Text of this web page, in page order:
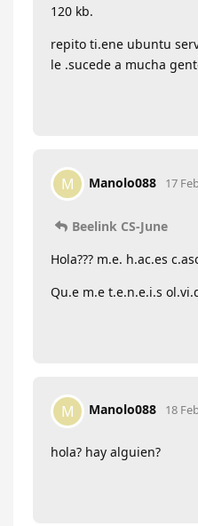
120 kb.
repito ti.ene ubuntu
le .sucede a mucha
M Manolo088 17
Beelink CS-June
Hola??? m.e. h.ac.es
Qu.e m.e t.e.n.e.i.s
M Manolo088 18
hola? hay alguien?